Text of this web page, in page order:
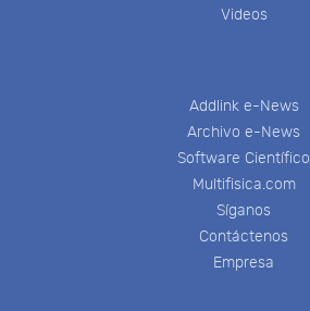
Videos
Addlink e-News
Archivo e-News
Software Científico
Multifisica.com
Síganos
Contáctenos
Empresa